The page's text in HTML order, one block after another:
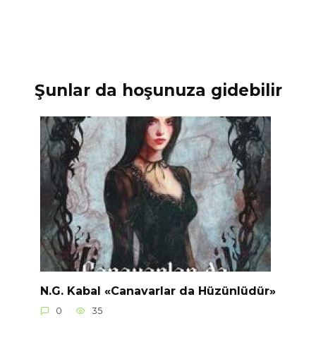
Şunlar da hoşunuza gidebilir
N.G. Kabal «Canavarlar da Hüzünlüdür»
0 35